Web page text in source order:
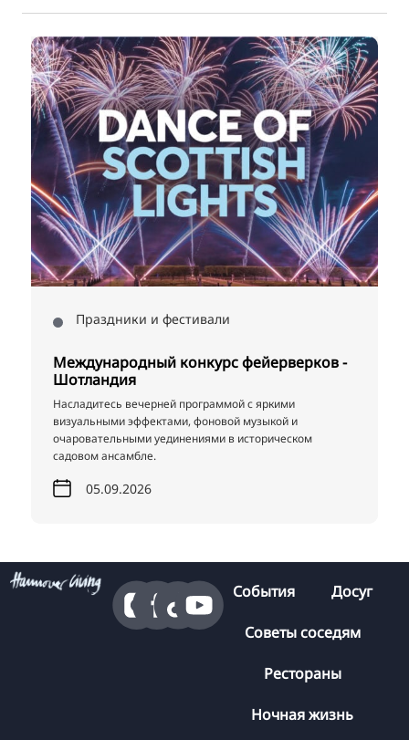
Праздники и фестивали
Международный конкурс фейерверков -
Шотландия
Насладитесь вечерней программой с яркими
визуальными эффектами, фоновой музыкой и
очаровательными уединениями в историческом
садовом ансамбле.
05.09.2026
События Досуг
Советы соседям
Рестораны
Ночная жизнь